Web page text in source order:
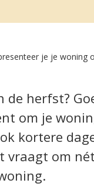
je je woning
de herfst?
om je
kortere
vraagt om